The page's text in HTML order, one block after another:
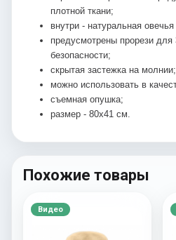
плотной ткани;
внутри - натуральная
предусмотрены прорези
безопасности;
скрытая застежка на молнии;
можно использовать в
съемная опушка;
размер - 80х41 см.
Похожие товары
Видео